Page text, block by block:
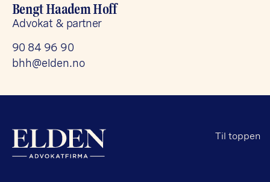
Bengt Haadem Hoff
Advokat & partner
90 84 96 90
bhh@elden.no
Til toppen